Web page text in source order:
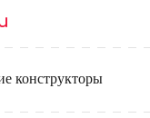
конструкторы